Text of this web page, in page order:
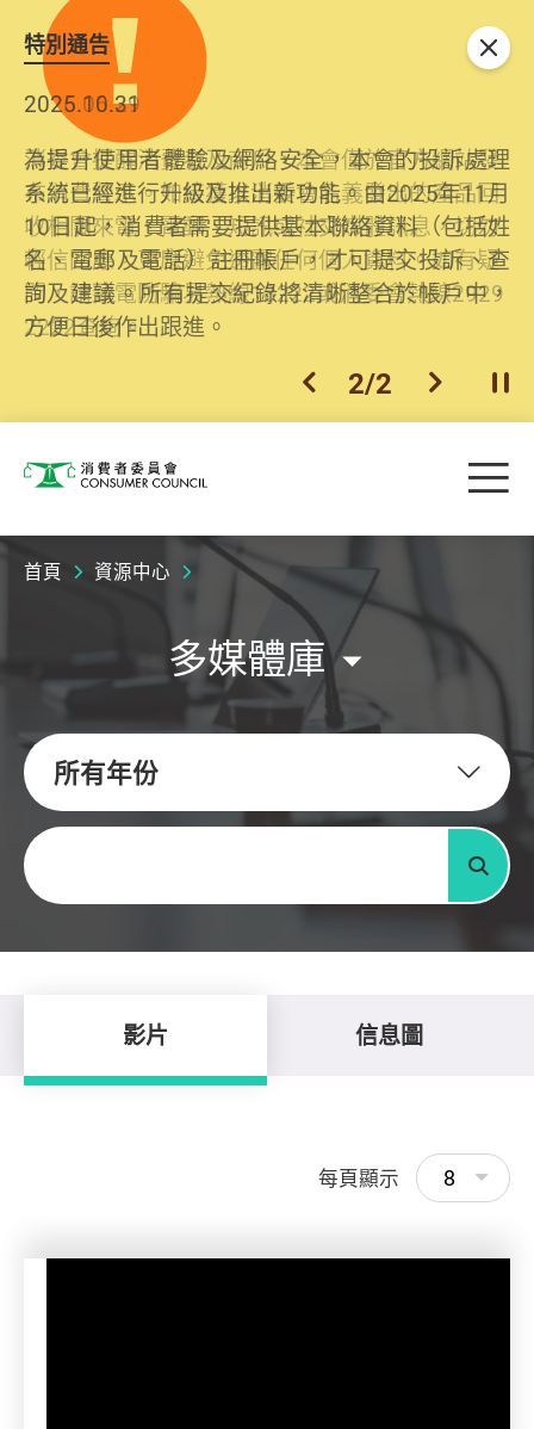
特別通告
2026.06.29
消委會提醒消費者及商戶，本會僅於官方網站發
布消費警示。如接獲以消委會名義發出的產品回
收相關來電、電郵、短訊或社交媒體訊息，切勿
輕信回應，更應避免透露任何個人資料。如有疑
問，請致電防騙易熱線18222或消委會熱線2929
2222查詢。
2025.10.31
為提升使用者體驗及網絡安全，本會的投訴處理
系統已經進行升級及推出新功能。由2025年11月
10日起，消費者需要提供基本聯絡資料（包括姓
名、電郵及電話）註冊帳戶，才可提交投訴、查
詢及建議。所有提交紀錄將清晰整合於帳戶中，
方便日後作出跟進。
上一個
2/2 下一個開
關閉
消費者委員會 目
首頁 資源中心
多媒體庫
所有年份
關鍵字
搜尋
影片 信息圖
每頁顯示 8